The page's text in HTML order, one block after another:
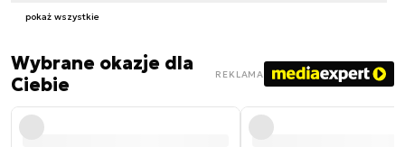
pokaż wszystkie
Wybrane okazje dla
Ciebie
REKLAMA